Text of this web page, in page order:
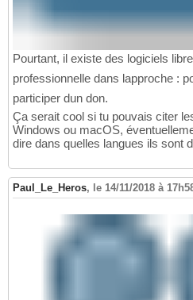
Pourtant, il existe des logiciels
professionnelle dans lapproche :
participer dun don.
Ça serait cool si tu pouvais citer
Windows ou macOS,
dire dans quelles langues ils sont
Paul_Le_Heros, le 14/11/2018 à